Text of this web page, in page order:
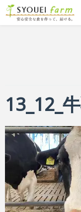
13_12_